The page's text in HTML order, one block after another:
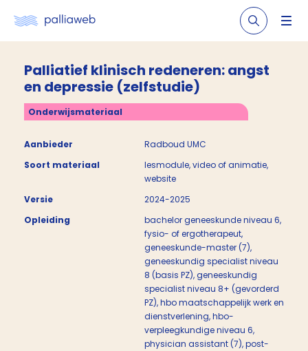
Palliatief klinisch redeneren: angst
en depressie (zelfstudie)
Onderwijsmateriaal
Aanbieder
Radboud UMC
Soort materiaal
lesmodule, video of animatie,
website
Versie
2024-2025
Opleiding
bachelor geneeskunde niveau 6,
fysio- of ergotherapeut,
geneeskunde-master (7),
geneeskundig specialist niveau
8 (basis PZ), geneeskundig
specialist niveau 8+ (gevorderd
PZ), hbo maatschappelijk werk en
dienstverlening, hbo-
verpleegkundige niveau 6,
physician assistant (7), post-